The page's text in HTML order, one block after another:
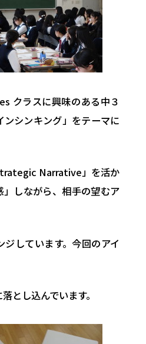
クラスに興味のある中３
シンキング」をテーマに
Narrative」を活か
」しながら、相手の望むア
ジしています。今回のアイ
とし込んでいます。